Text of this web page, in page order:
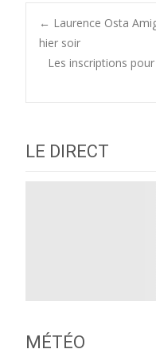
Post
← Laurence Osta
hier soir
Les inscriptions
LE DIRECT
MÉTÉO